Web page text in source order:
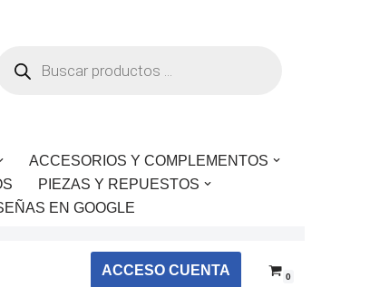
ACCESORIOS Y COMPLEMENTOS
PIEZAS Y REPUESTOS
EN GOOGLE
ACCESO CUENTA 0